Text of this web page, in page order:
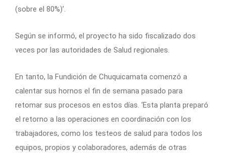
(sobre el 80%)’.
Según se informó, el proyecto ha sido fiscalizado dos
veces por las autoridades de Salud regionales.
En tanto, la Fundición de Chuquicamata comenzó a
calentar sus hornos el fin de semana pasado para
retomar sus procesos en estos días. ‘Esta planta preparó
el retorno a las operaciones en coordinación con los
trabajadores, como los testeos de salud para todos los
equipos, propios y colaboradores, además de otras